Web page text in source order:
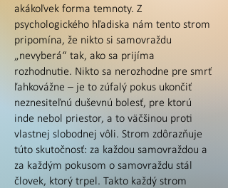
akákoľvek forma temnoty. Z
psychologického hľadiska nám tento strom
pripomína, že nikto si samovraždu
„nevyberá“ tak, ako sa prijíma
rozhodnutie. Nikto sa nerozhodne pre smrť
ľahkovážne – je to zúfalý pokus ukončiť
neznesiteľnú duševnú bolesť, pre ktorú
inde nebol priestor, a to väčšinou proti
vlastnej slobodnej vôli. Strom zdôrazňuje
túto skutočnosť: za každou samovraždou a
za každým pokusom o samovraždu stál
človek, ktorý trpel. Takto každý strom